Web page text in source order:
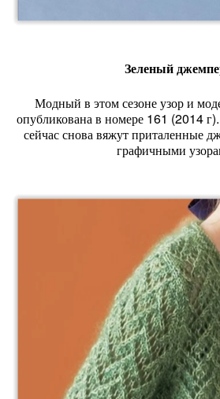
Зеленый
Модный в этом сезоне узор и
опубликована в номере 161 (2014
сейчас снова вяжут приталенные
графичными